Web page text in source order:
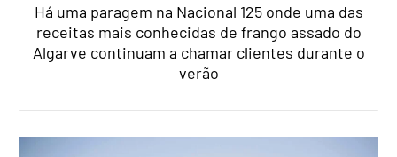
Há uma paragem na Nacional 125 onde uma das
receitas mais conhecidas de frango assado do
Algarve continuam a chamar clientes durante o
verão